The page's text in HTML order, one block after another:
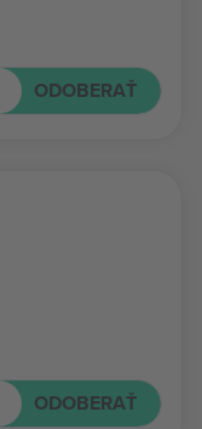
ODOBERAŤ
ODOBERAŤ